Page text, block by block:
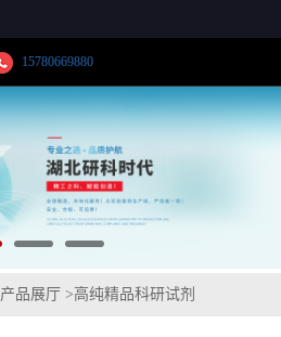
15780669880
产品展厅 >高纯精品科研试剂